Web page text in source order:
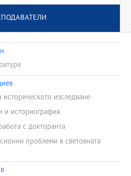
изследване
и историография
с докторанта
проблеми в световната